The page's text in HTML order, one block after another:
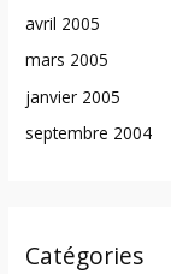
avril 2005
mars 2005
janvier 2005
septembre 2004
Catégories